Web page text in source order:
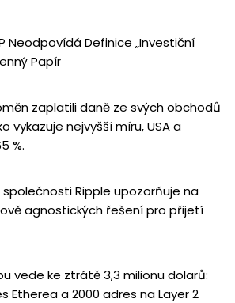
Neodpovídá Definice „Investiční
Papír
zaplatili daně ze svých obchodů
vykazuje nejvyšší míru, USA a
%.
Ripple upozorňuje na
agnostických řešení pro přijetí
vede ke ztrátě 3,3 milionu dolarů:
Etherea a 2000 adres na Layer 2